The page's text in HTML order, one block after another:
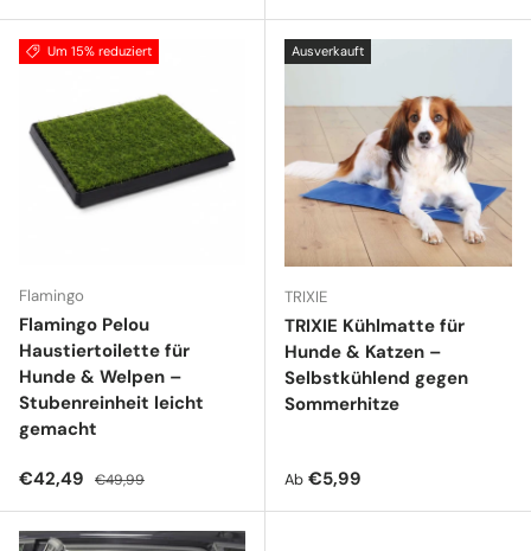
Um 15% reduziert
Flamingo
Flamingo Pelou
Haustiertoilette für
Hunde & Welpen –
Stubenreinheit leicht
gemacht
Verkaufspreis
€42,49 Normaler Preis
€49,99
Ausverkauft
TRIXIE
TRIXIE Kühlmatte für
Hunde & Katzen –
Selbstkühlend gegen
Sommerhitze
Normaler Preis
Ab €5,99